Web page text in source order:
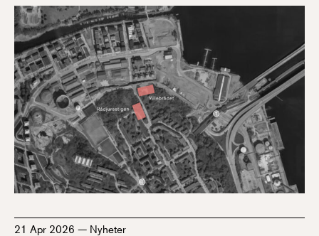
21 Apr 2026 — Nyheter